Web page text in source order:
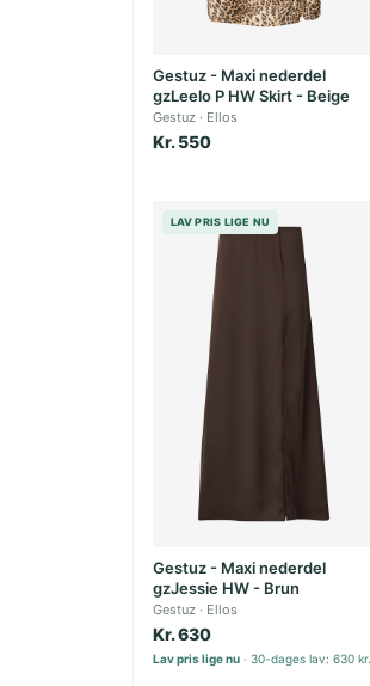
Gestuz - Maxi nederdel
gzLeelo P HW Skirt - Beige
Gestuz Ellos
Kr. 550
LAV PRIS LIGE NU
Gestuz - Maxi nederdel
gzJessie HW - Brun
Gestuz Ellos
Kr. 630
Lav pris lige nu 30-dages lav: 630 kr.